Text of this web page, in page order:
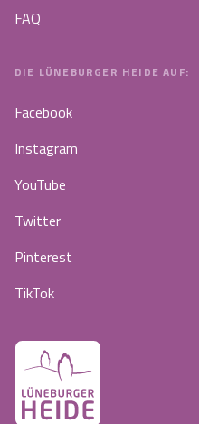
FAQ
DIE LÜNEBURGER HEIDE AUF:
Facebook
Instagram
YouTube
Twitter
Pinterest
TikTok